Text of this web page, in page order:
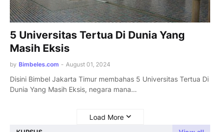
5 Universitas Tertua Di Dunia Yang
Masih Eksis
by Bimbeles.com - August 01, 2024
Disini Bimbel Jakarta Timur membahas 5 Universitas Tertua Di
Dunia Yang Masih Eksis, negara mana…
Load More